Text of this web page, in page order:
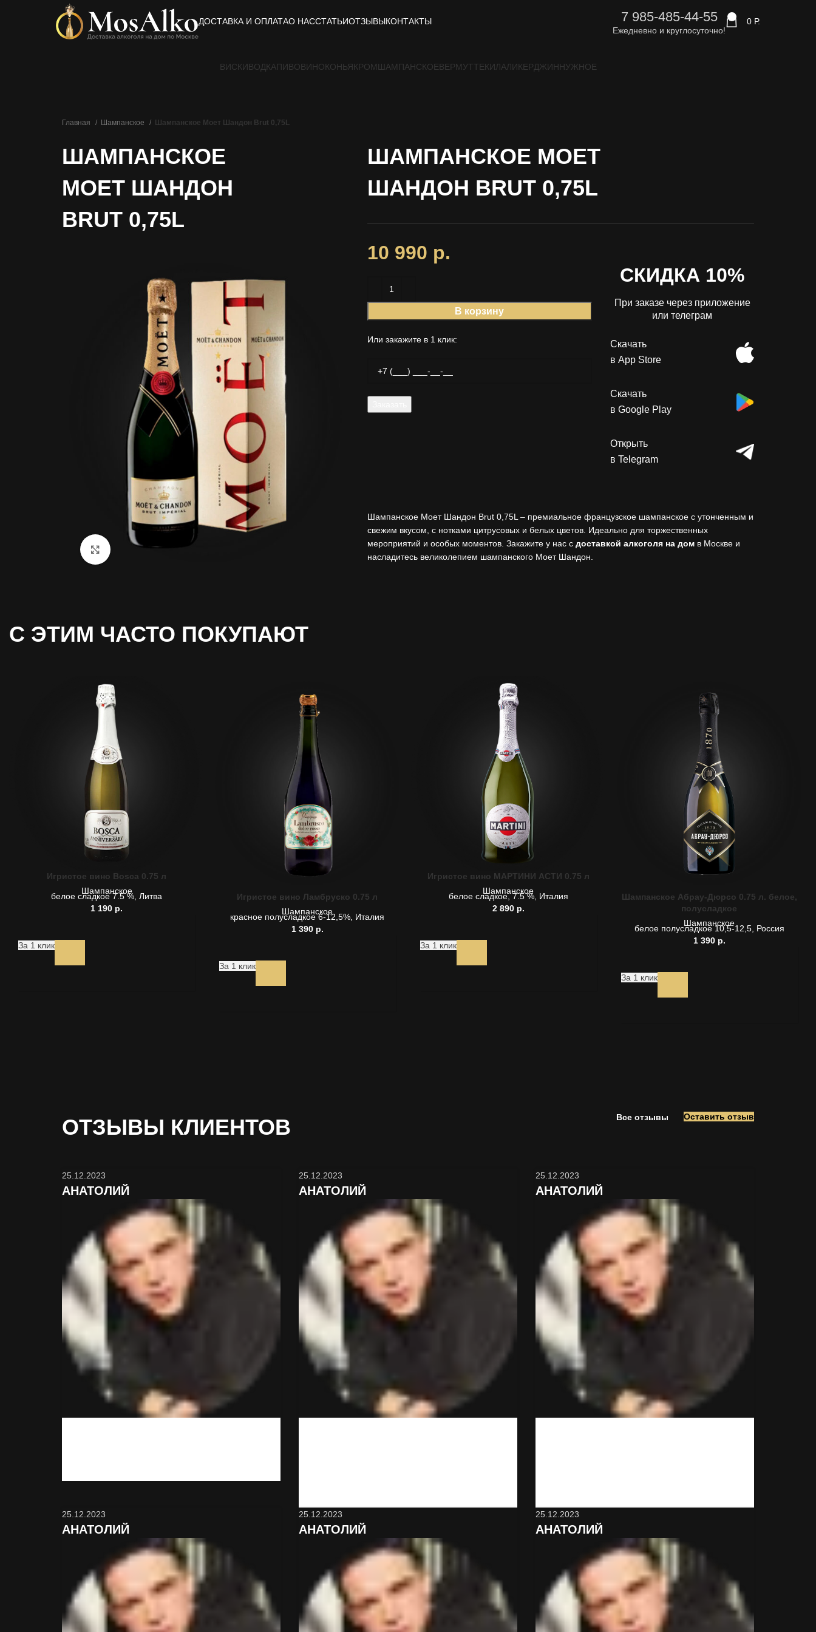
ДОСТАВКА И ОПЛАТАО НАССТАТЬИОТЗЫВЫКОНТАКТЫ 7 985-485-44-55
Ежедневно и круглосуточно!
0 Р.
ВИСКИВОДКАПИВОВИНОКОНЬЯКРОМШАМПАНСКОЕВЕРМУТТЕКИЛАЛИКЕРДЖИННУЖНОЕ
Главная Шампанское Шампанское Моет Шандон Brut 0,75L
ШАМПАНСКОЕ
МОЕТ ШАНДОН
BRUT 0,75L
Click to enlarge
ШАМПАНСКОЕ МОЕТ
ШАНДОН BRUT 0,75L
10 990 р.
В корзину
Или закажите в 1 клик:
СКИДКА 10%
При заказе через приложение
или телеграм
Скачать
в App Store
Скачать
в Google Play
Открыть
в Telegram
Шампанское Моет Шандон Brut 0,75L – премиальное французское шампанское с утонченным и
свежим вкусом, с нотками цитрусовых и белых цветов. Идеально для торжественных
мероприятий и особых моментов. Закажите у нас с доставкой алкоголя на домв Москве и
насладитесь великолепием шампанского Моет Шандон.
С ЭТИМ ЧАСТО ПОКУПАЮТ
Игристое вино Bosca 0.75 л
Шампанское
белое сладкое 7.5 %, Литва
1 190 р.
За 1 клик
Игристое вино Ламбруско 0.75 л
Шампанское
красное полусладкое 6-12,5%, Италия
1 390р.
За 1 клик
Игристое вино МАРТИНИ АСТИ 0.75 л
Шампанское
белое сладкое, 7.5 %, Италия
2 890р.
За 1 клик
Шампанское Абрау-Дюрсо 0.75 л. белое,
полусладкое
Шампанское
белое полусладкое 10,5-12,5, Россия
1 390р.
За 1 клик
ОТЗЫВЫ КЛИЕНТОВ Все отзывы Оставить отзыв
25.12.2023
АНАТОЛИЙ
25.12.2023
АНАТОЛИЙ
25.12.2023
АНАТОЛИЙ
25.12.2023
АНАТОЛИЙ
25.12.2023
АНАТОЛИЙ
25.12.2023
АНАТОЛИЙ